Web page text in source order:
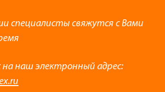
специалисты свяжутся с Вами
наш электронный адрес: